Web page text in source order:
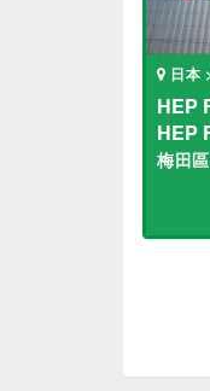
日本
HEP
HEP
梅田